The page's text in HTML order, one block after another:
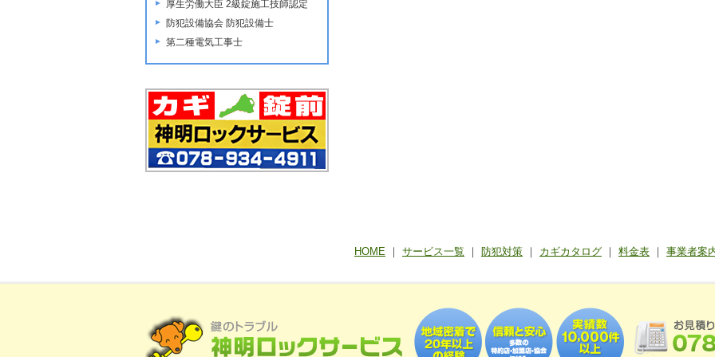
厚生労働大臣 2級錠施工技師認定
防犯設備協会 防犯設備士
第二種電気工事士
HOME ｜ サービス一覧 ｜ 防犯対策 ｜ カギカタログ ｜ 料金表 ｜ 事業者案